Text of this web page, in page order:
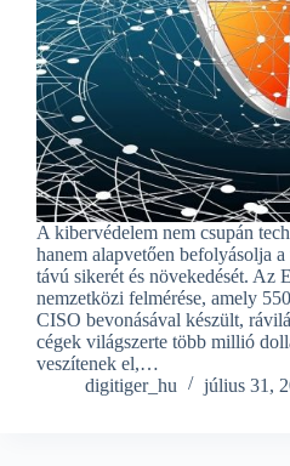
A kibervédelem nem csupán
hanem alapvetően befolyásolja
távú sikerét és növekedését. Az
nemzetközi felmérése, amely
CISO bevonásával készült,
cégek világszerte több millió
veszítenek el,…
digitiger_hu
július 31,